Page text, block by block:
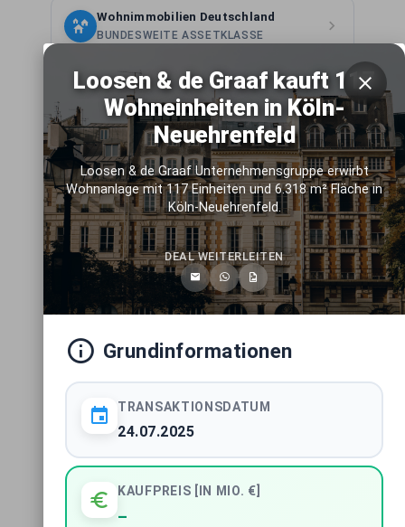
Wohnimmobilien Deutschland
BUNDESWEITE ASSETKLASSE
Mixed-Use Immobilien Deutschland
BUNDESWEITE ASSETKLASSE
Light-Industrial Immobilien
Deutschland
BUNDESWEITE ASSETKLASSE
Logistikimmobilien Deutschland
BUNDESWEITE ASSETKLASSE
Hotelimmobilien Deutschland
STADTMARKT
Immobilientransaktionen Hamburg
Loosen & de Graaf kauft 117
Wohneinheiten in Köln-
Neuehrenfeld
Loosen & de Graaf Unternehmensgruppe erwirbt
Wohnanlage mit 117 Einheiten und 6.318 m² Fläche in
Köln-Neuehrenfeld.
DEAL WEITERLEITEN
Grundinformationen
TRANSAKTIONSDATUM
24.07.2025
KAUFPREIS [IN MIO. €]
–